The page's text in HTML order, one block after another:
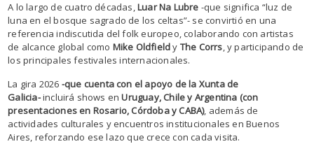
A lo largo de cuatro décadas,Luar Na Lubre -que significa “luz de
luna en el bosque sagrado de los celtas”- se convirtió en una
referencia indiscutida del folk europeo, colaborando con artistas
de alcance global como Mike Oldfieldy The Corrs, y participando de
los principales festivales internacionales.
La gira 2026 -que cuenta con el apoyo de la Xunta de
Galicia-incluirá shows enUruguay, Chile y Argentina (con
presentaciones en Rosario, Córdoba y CABA), además de
actividades culturales y encuentros institucionales en Buenos
Aires, reforzando ese lazo que crece con cada visita.